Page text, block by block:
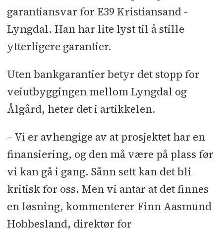
garantiansvar for E39 Kristiansand -
Lyngdal. Han har lite lyst til å stille
ytterligere garantier.
Uten bankgarantier betyr det stopp for
veiutbyggingen mellom Lyngdal og
Ålgård, heter det i artikkelen.
– Vi er avhengige av at prosjektet har en
finansiering, og den må være på plass før
vi kan gå i gang. Sånn sett kan det bli
kritisk for oss. Men vi antar at det finnes
en løsning, kommenterer Finn Aasmund
Hobbesland, direktør for